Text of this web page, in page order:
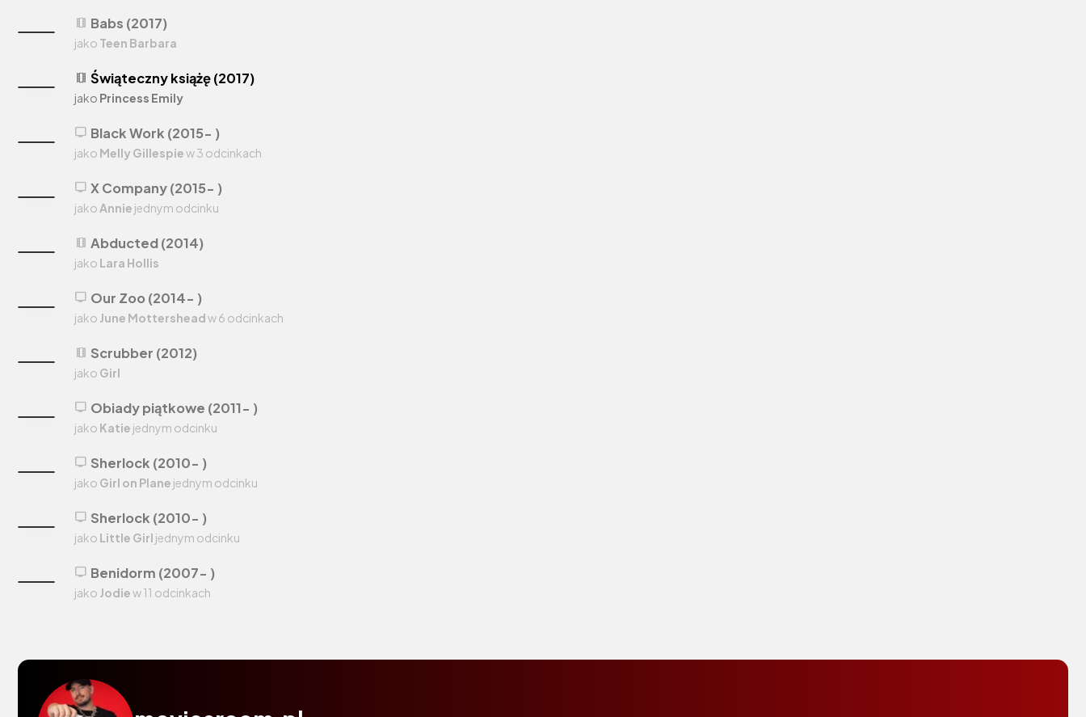
theaters Abducted (2014)
jako Lara Hollis
theaters Babs (2017)
jako Teen Barbara
theaters Świąteczny książę (2017)
jako Princess Emily
theaters Scrubber (2012)
jako Girl
tv Our Zoo (2014- )
jako June Mottersheadw 6 odcinkach
tv Obiady piątkowe (2011- )
jako Katie jednym odcinku
tv Sherlock (2010- )
jako Girl on Plane jednym odcinku
tv Black Work (2015- )
jako Melly Gillespiew 3 odcinkach
tv Sherlock (2010- )
jako Little Girl jednym odcinku
tv Benidorm (2007- )
jako Jodiew 11 odcinkach
tv X Company (2015- )
jako Annie jednym odcinku